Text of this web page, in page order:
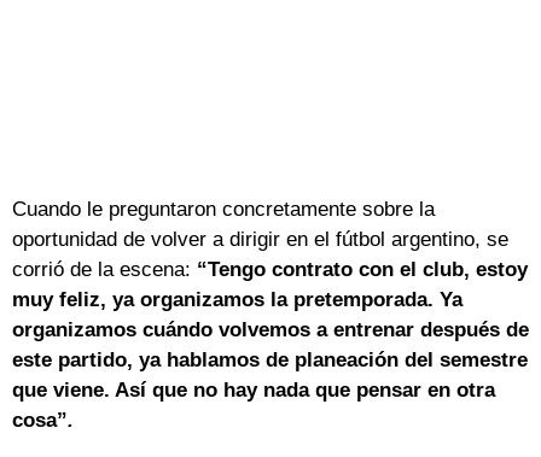
Cuando le preguntaron concretamente sobre la
oportunidad de volver a dirigir en el fútbol argentino, se
corrió de la escena: “Tengo contrato con el club, estoy
muy feliz, ya organizamos la pretemporada. Ya
organizamos cuándo volvemos a entrenar después de
este partido, ya hablamos de planeación del semestre
que viene. Así que no hay nada que pensar en otra
cosa”.